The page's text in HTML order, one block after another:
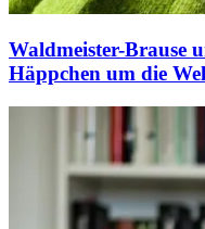
Waldmeister-Brause
Häppchen um die